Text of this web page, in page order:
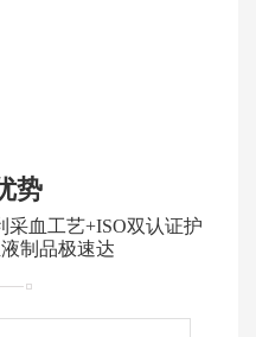
势
采血工艺+ISO双认证护
制品极速达